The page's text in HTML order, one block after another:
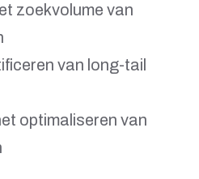
zoekvolume van
van long-tail
optimaliseren van